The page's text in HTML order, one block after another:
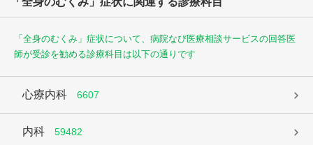
「全身のむくみ」症状について、病院なび医療相談サービスの回答医
師が受診を勧める診療科目は以下の通りです
心療内科 6607
内科 59482